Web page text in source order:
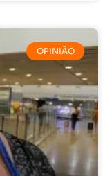
OPINIÃO